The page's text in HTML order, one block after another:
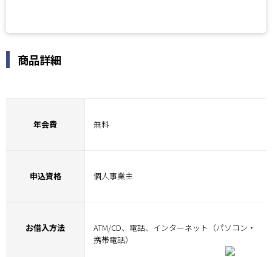
商品詳細
年会費 無料
申込資格 個人事業主
お借入方法
ATM/CD、電話、インターネット（パソコン・
携帯電話）